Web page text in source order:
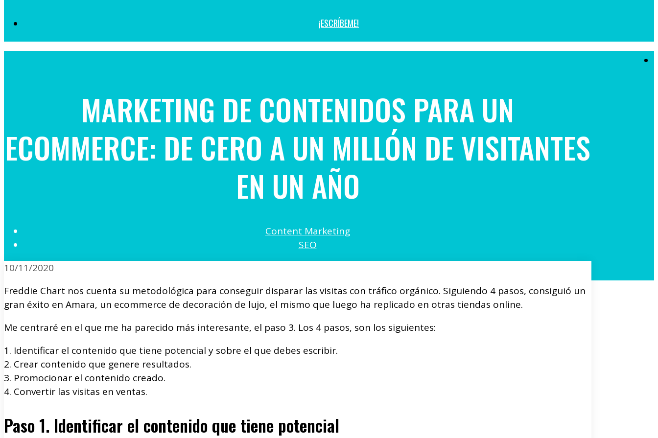
¡ESCRÍBEME!
MARKETING DE CONTENIDOS PARA UN
ECOMMERCE: DE CERO A UN MILLÓN DE VISITANTES
EN UN AÑO
Content Marketing
SEO
10/11/2020
Freddie Chart nos cuenta su metodológica para conseguir disparar las visitas con tráfico orgánico. Siguiendo 4 pasos, consiguió un
gran éxito en Amara, un ecommerce de decoración de lujo, el mismo que luego ha replicado en otras tiendas online.
Me centraré en el que me ha parecido más interesante, el paso 3. Los 4 pasos, son los siguientes:
1. Identificar el contenido que tiene potencial y sobre el que debes escribir.
2. Crear contenido que genere resultados.
3. Promocionar el contenido creado.
4. Convertir las visitas en ventas.
Paso 1. Identificar el contenido que tiene potencial